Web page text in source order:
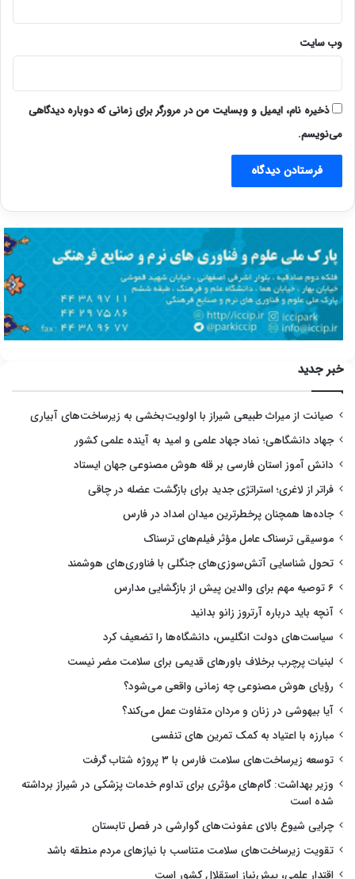
وب‌ سایت
ذخیره نام، ایمیل و وبسایت من در مرورگر برای زمانی که دوباره دیدگاهی
می‌نویسم.
خبر جدید
صیانت از میراث طبیعی شیراز با اولویت‌بخشی به زیرساخت‌های آبیاری
جهاد دانشگاهی؛ نماد جهاد علمی و امید به آینده علمی کشور
دانش آموز استان فارسی بر قله هوش مصنوعی جهان ایستاد
فراتر از لاغری؛ استراتژی جدید برای بازگشت عضله در چاقی
جاده‌ها همچنان پرخطرترین میدان امداد در فارس
موسیقی ترسناک عامل مؤثر فیلم‌های ترسناک
تحول شناسایی آتش‌سوزی‌های جنگلی با فناوری‌های هوشمند
۶ توصیه مهم برای والدین پیش از بازگشایی مدارس
آنچه باید درباره آرتروز زانو بدانید
سیاست‌های دولت انگلیس، دانشگاه‌ها را تضعیف کرد
لبنیات پرچرب برخلاف باورهای قدیمی برای سلامت مضر نیست
رؤیای هوش مصنوعی چه زمانی واقعی می‌شود؟
آیا بیهوشی در زنان و مردان متفاوت عمل می‌کند؟
مبارزه با اعتیاد به کمک تمرین های تنفسی
توسعه زیرساخت‌های سلامت فارس با ۳ پروژه شتاب گرفت
وزیر بهداشت: گام‌های مؤثری برای تداوم خدمات پزشکی در شیراز برداشته
شده است
چرایی شیوع بالای عفونت‌های گوارشی در فصل تابستان
تقویت زیرساخت‌های سلامت متناسب با نیازهای مردم منطقه باشد